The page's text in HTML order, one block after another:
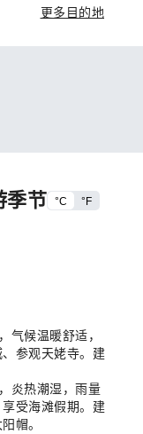
更多目的地
季节 °C °F
气候温暖舒适，
参观天姥寺。建
炎热潮湿，雨量
受海滩假期。建
帽。